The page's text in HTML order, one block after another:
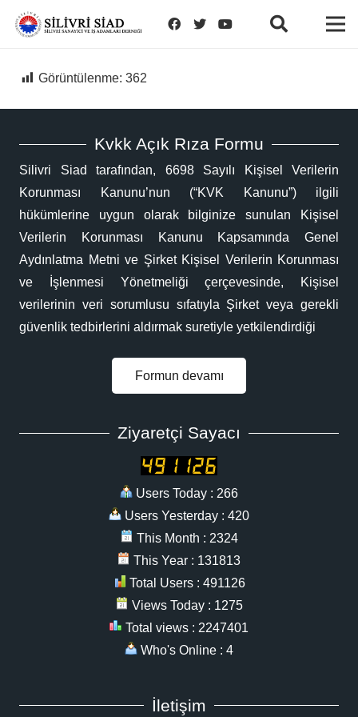
Görüntülenme: 362
Kvkk Açık Rıza Formu
Silivri Siad tarafından, 6698 Sayılı Kişisel Verilerin
Korunması Kanunu’nun (“KVK Kanunu”) ilgili
hükümlerine uygun olarak bilginize sunulan Kişisel
Verilerin Korunması Kanunu Kapsamında Genel
Aydınlatma Metni ve Şirket Kişisel Verilerin Korunması
ve İşlenmesi Yönetmeliği çerçevesinde, Kişisel
verilerinin veri sorumlusu sıfatıyla Şirket veya gerekli
güvenlik tedbirlerini aldırmak suretiyle yetkilendirdiği
Formun devamı
Ziyaretçi Sayacı
Users Today : 266
Users Yesterday : 420
This Month : 2324
This Year : 131813
Total Users : 491126
Views Today : 1275
Total views : 2247401
Who's Online : 4
İletişim